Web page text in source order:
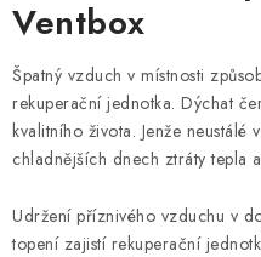
REKUPERACE
TOPENÍ A CHLAZENÍ
ÚPRAVA VZDUCHU
FILTRY
Ventbox
Špatný vzduch v místnosti
rekuperační jednotka. Dýchat
kvalitního života. Jenže neustálé
chladnějších dnech ztráty tepla
Udržení příznivého vzduchu v
topení zajistí rekuperační